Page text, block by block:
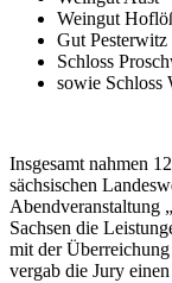
Weingut
Gut Pesterwitz
Schloss
sowie Schloss
Insgesamt nahmen
sächsischen
Abendveranstaltung
Sachsen die
mit der
vergab die Jury